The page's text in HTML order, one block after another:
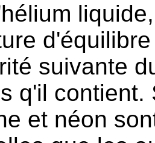
suivante
q'il
et néon